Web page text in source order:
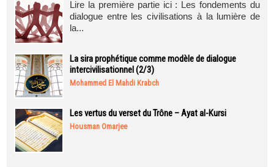
Lire la première partie ici : Les fondements du
dialogue entre les civilisations à la lumière de
la...
La sira prophétique comme modèle de dialogue
intercivilisationnel (2/3)
Mohammed El Mahdi Krabch
Les vertus du verset du Trône – Ayat al-Kursi
Housman Omarjee